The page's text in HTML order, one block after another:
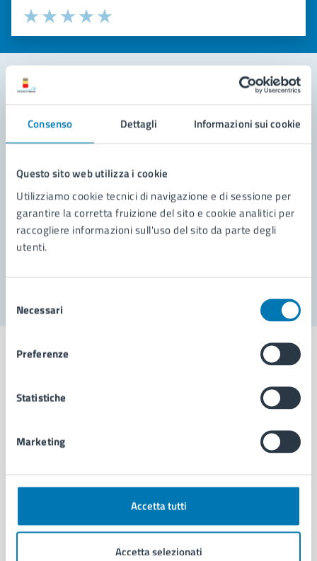
Consenso Dettagli Informazioni sui cookie
Questo sito web utilizza i cookie
Utilizziamo cookie tecnici di navigazione e di sessione per
garantire la corretta fruizione del sito e cookie analitici per
raccogliere informazioni sull'uso del sito da parte degli
utenti.
delNecessari
Preferenze
Statistiche
Marketing
Accetta tutti
Accetta selezionati
Valuta la chiarezza delle informazioni (da 1 a 5 stelle)
Seleziona il numero di stelle per valutare la chiarezza delle
Valuta 5 stelle su 5
Valuta 4 stelle su 5
Valuta 3 stelle su 5
Valuta 2 stelle su 5
Valuta 1 stelle su 5
Leggi le domande frequenti
Richiedi assistenza
Prenota appuntamento
Problemi in città
Comune di Napoli
AMMINISTRAZIONE
Organi di governo
Enti e fondazioni